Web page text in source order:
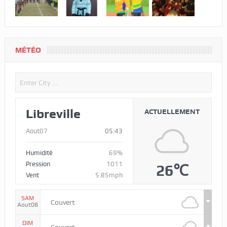
MÉTÉO
Libreville
Aout07 05:43
Humidité
69%
Pression
1011
Vent
5.85mph
ACTUELLEMENT
26℃
SAM
Aout08
Couvert
DIM